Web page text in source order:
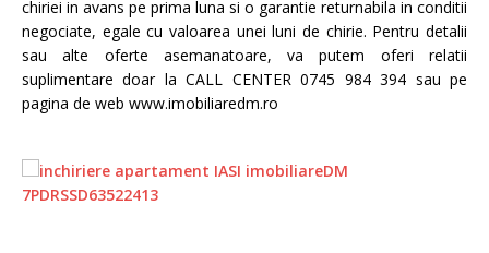
chiriei in avans pe prima luna si o garantie returnabila in conditii
negociate, egale cu valoarea unei luni de chirie. Pentru detalii
sau alte oferte asemanatoare, va putem oferi relatii
suplimentare doar la CALL CENTER 0745 984 394 sau pe
pagina de web www.imobiliaredm.ro